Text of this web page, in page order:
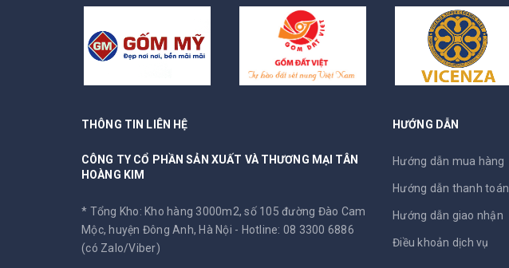
THÔNG TIN LIÊN HỆ
CÔNG TY CỔ PHẦN SẢN XUẤT VÀ THƯƠNG MẠI TÂN
HOÀNG KIM
* Tổng Kho: Kho hàng 3000m2, số 105 đường Đào Cam
Mộc, huyện Đông Anh, Hà Nội - Hotline: 08 3300 6886
(có Zalo/Viber)
HƯỚNG DẪN
Hướng dẫn mua hàng
Hướng dẫn thanh toán
Hướng dẫn giao nhận
Điều khoản dịch vụ